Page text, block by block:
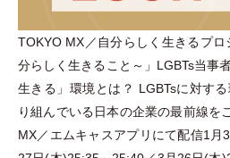
TOKYO MX／自分らしく生きるプロ
分らしく生きること～ 」 LGBTs当事
生きる 」 環境とは？ LGBTsに対す
り組んでいる日本の企業の最前線を
MX／エムキャスアプリにて配信1月